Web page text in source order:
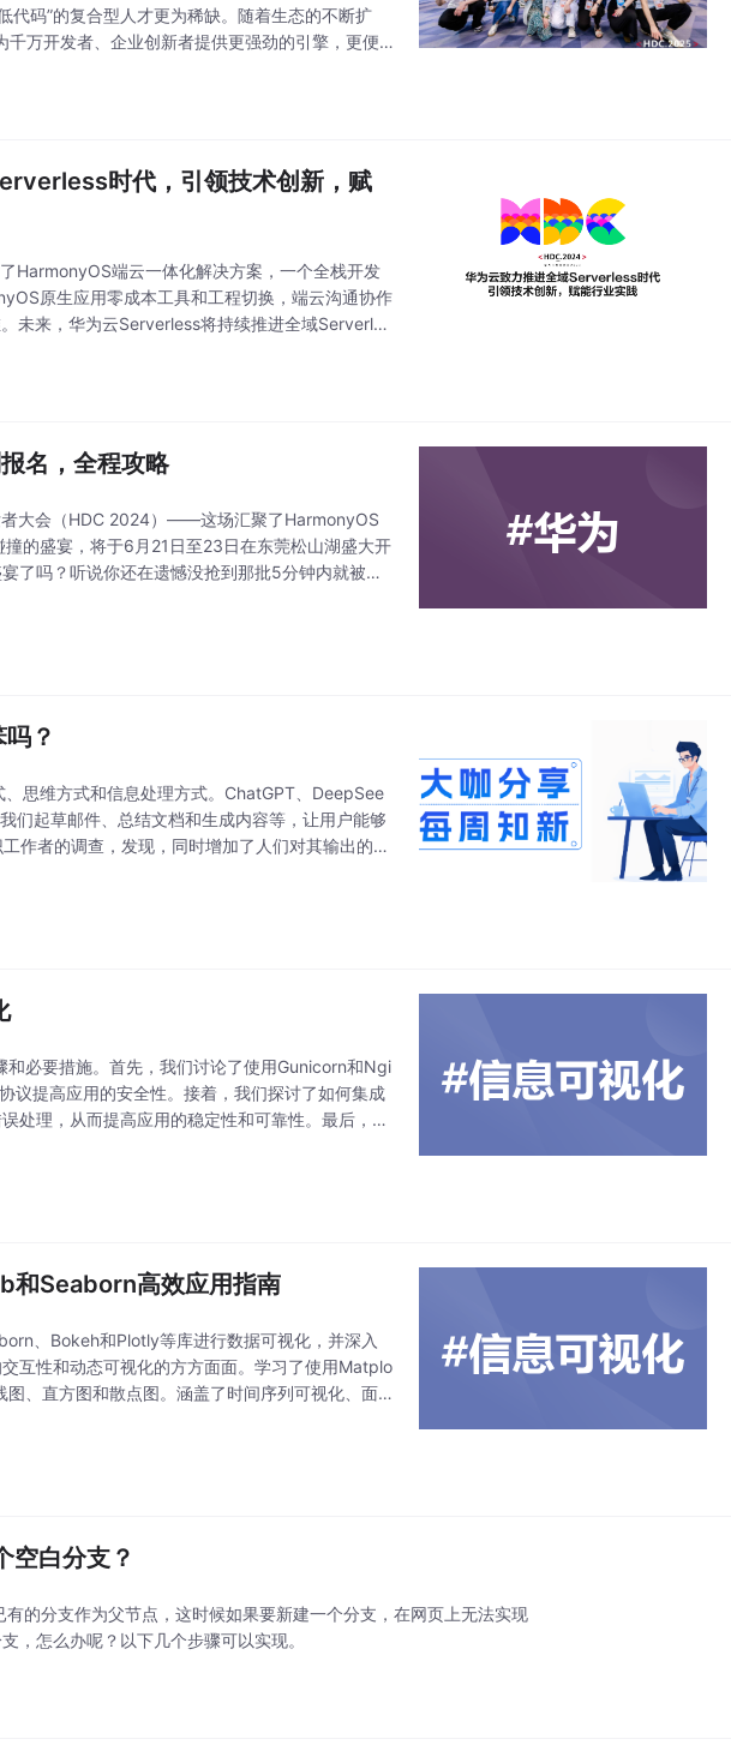
代码”的复合型人才更为稀缺。随着生态的不断扩
万开发者、企业创新者提供更强劲的引擎，更便
时代，引领技术创新，赋
HarmonyOS端云一体化解决方案，一个全栈开发
原生应用零成本工具和工程切换，端云沟通协作
未来，华为云Serverless将持续推进全域Serverles
名，全程攻略
者大会（HDC 2024）——这场汇聚了HarmonyOS
的盛宴，将于6月21日至23日在东莞松山湖盛大开
了吗？听说你还在遗憾没抢到那批5分钟内就被秒
？
思维方式和信息处理方式。ChatGPT、DeepSee
们起草邮件、总结文档和生成内容等，让用户能够
作者的调查，发现，同时增加了人们对其输出的信
必要措施。首先，我们讨论了使用Gunicorn和Ngi
议提高应用的安全性。接着，我们探讨了如何集成
处理，从而提高应用的稳定性和可靠性。最后，我
Seaborn高效应用指南
、Bokeh和Plotly等库进行数据可视化，并深入
互性和动态可视化的方方面面。学习了使用Matplo
、直方图和散点图。涵盖了时间序列可视化、面
空白分支？
的分支作为父节点，这时候如果要新建一个分支，在网页上无法实现
，怎么办呢？以下几个步骤可以实现。